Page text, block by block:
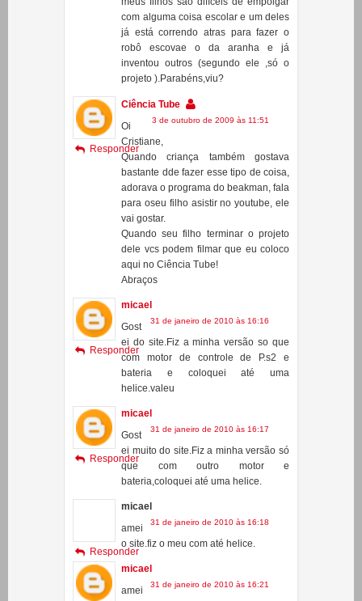
inventou outros (segundo ele ,só o
projeto ).Parabéns,viu?
Ciência Tube
3 de outubro de 2009 às 11:51
Quando criança também gostava
bastante dde fazer esse tipo de coisa,
para oseu filho asistir no youtube, ele
vai gostar.
Quando seu filho terminar o projeto
dele vcs podem filmar que eu coloco
aqui no Ciência Tube!
Abraços
Responder
micael
31 de janeiro de 2010 às 16:16
Gost
ei do site.Fiz a minha versão so que
com motor de controle de P.s2 e
bateria e coloquei até uma
Responder
micael
31 de janeiro de 2010 às 16:17
que com outro motor e
bateria,coloquei até uma helice.
Responder
micael
31 de janeiro de 2010 às 16:18
amei
o site.fiz o meu com até helice.
Responder
o site.Fiz a minha versão do robo,com
outro motor e uma bateria.Coloquei
uma pequena helice.valeu
Responder